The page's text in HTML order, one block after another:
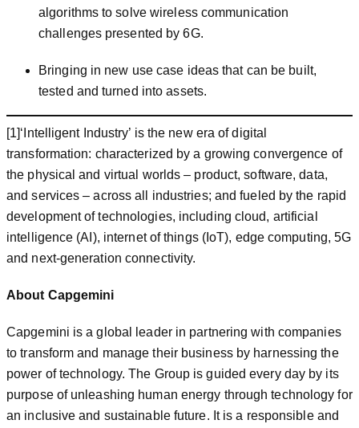
algorithms to solve wireless communication
challenges presented by 6G.
Bringing in new use case ideas that can be built,
tested and turned into assets.
[1]‘Intelligent Industry’ is the new era of digital
transformation: characterized by a growing convergence of
the physical and virtual worlds – product, software, data,
and services – across all industries; and fueled by the rapid
development of technologies, including cloud, artificial
intelligence (AI), internet of things (IoT), edge computing, 5G
and next-generation connectivity.
About Capgemini
Capgemini is a global leader in partnering with companies
to transform and manage their business by harnessing the
power of technology. The Group is guided every day by its
purpose of unleashing human energy through technology for
an inclusive and sustainable future. It is a responsible and